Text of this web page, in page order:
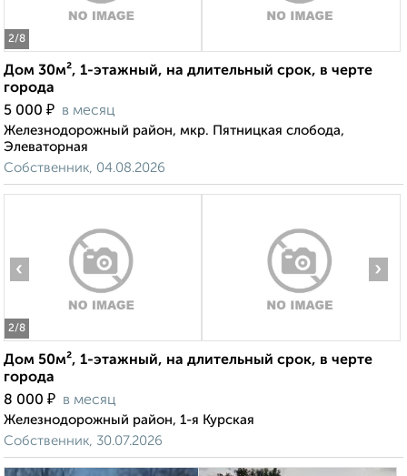
2/8
Дом 30м², 1-этажный, на длительный срок, в черте
города
5 000 ₽ в месяц
Железнодорожный район, мкр. Пятницкая слобода,
Элеваторная
Собственник, 04.08.2026
2/8
‹ ›
Дом 50м², 1-этажный, на длительный срок, в черте
города
8 000 ₽ в месяц
Железнодорожный район, 1-я Курская
Собственник, 30.07.2026